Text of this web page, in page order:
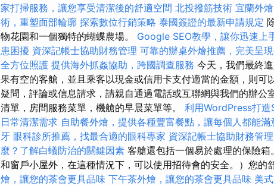
家打掃服務，讓您享受清潔後的舒適空間 北投撥筋技術 宜蘭外
術，重塑面部輪廓 探索數位行銷策略 泰國簽證的最新申請規定
物花園和一個獨特的蝴蝶農場。 Google SEO教學，讓你迅速上
患困擾 資深記帳士協助財務管理 可靠的辦桌外燴推薦，完美呈
全方位照護 提供海外抓姦協助，跨國調查服務 今天，我們最終
果有空的客艙，並且乘客以現金或信用卡支付適當的金額，則可
疑問，評論或信息請求，請親自通過電話或互聯網與我們的辦公
清單，房間服務菜單，機艙的早晨菜單等。 利用WordPress打造
日常清潔需求 自助餐外燴，提供各種豐富餐點，讓每個人都能滿
牙 眼科診所推薦，找最合適的眼科專家 資深記帳士協助財務管理
麼？了解白蟻防治的關鍵因素 客艙還包括一個易於處理的保險箱
和窗戶小屋外，在這種情況下，可以使用招待會的安全。）您的
燴，讓您的茶會更具品味 下午茶外燴，讓您的茶會更具品味 美